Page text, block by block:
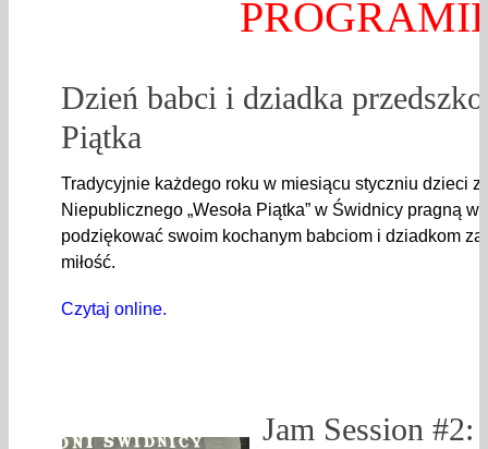
Dzień babci i dziadka
Piątka
Tradycyjnie każdego roku w miesiącu styczniu dzieci z
Niepublicznego „Wesoła Piątka” w Świdnicy pragną
podziękować swoim kochanym babciom i dziadkom za
miłość.
Czytaj online.
Jam Session #2: